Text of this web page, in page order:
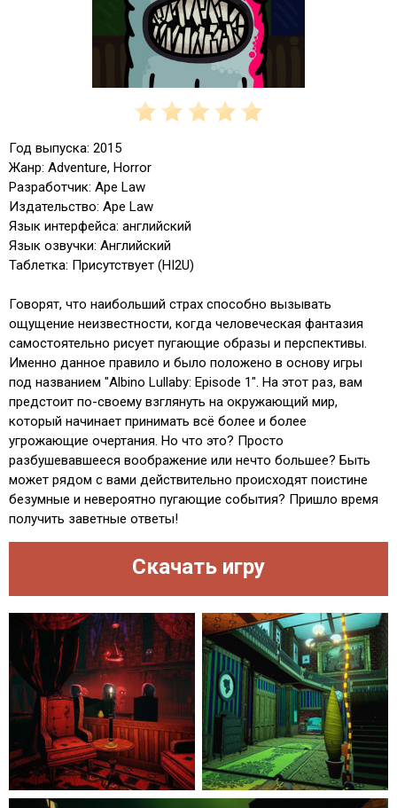
Год выпуска: 2015
Жанр: Аdventure, Horror
Разработчик: Ape Law
Издательство: Ape Law
Язык интерфейса: aнглийский
Язык озвучки: Английский
Таблетка: Присутствует (HI2U)
Говорят, что наибольший страх способно вызывать
ощущение неизвестности, когда человеческая фантазия
самостоятельно рисует пугающие образы и перспективы.
Именно данное правило и было положено в основу игры
под названием "Albino Lullaby: Episode 1". На этот раз, вам
предстоит по-своему взглянуть на окружающий мир,
который начинает принимать всё более и более
угрожающие очертания. Но что это? Просто
разбушевавшееся воображение или нечто большее? Быть
может рядом с вами действительно происходят поистине
безумные и невероятно пугающие события? Пришло время
получить заветные ответы!
Скачать игру